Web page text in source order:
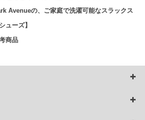
Avenueの、ご家庭で洗濯可能なスラックス
シューズ】
商品